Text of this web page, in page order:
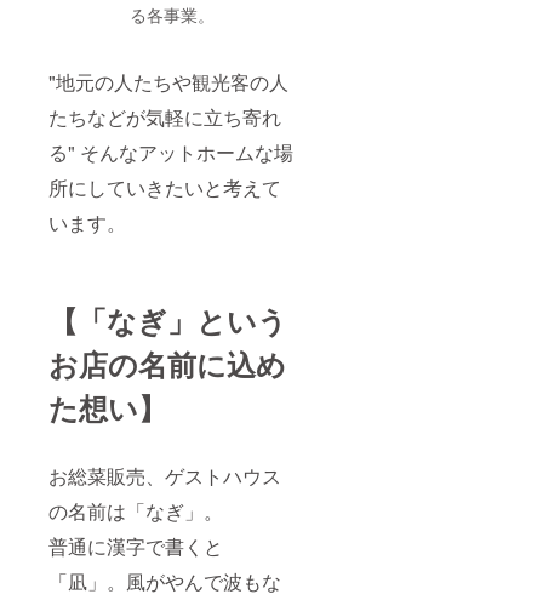
る各事業。
"地元の人たちや観光客の人
たちなどが気軽に立ち寄れ
る" そんなアットホームな場
所にしていきたいと考えて
います。
【「なぎ」という
お店の名前に込め
た想い】
お総菜販売、ゲストハウス
の名前は「なぎ」。
普通に漢字で書くと
「凪」。風がやんで波もな